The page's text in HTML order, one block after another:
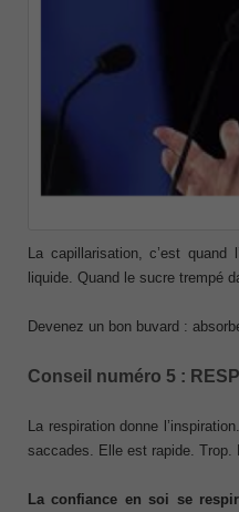
La capillarisation, c’est
liquide. Quand le sucre trempé
Devenez un bon buvard :
Conseil numéro 5 :
La respiration donne
saccades. Elle est rapide. Trop.
La confiance en soi se